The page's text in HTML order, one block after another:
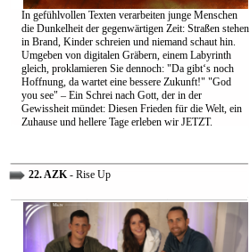
In gefühlvollen Texten verarbeiten junge Menschen
die Dunkelheit der gegenwärtigen Zeit: Straßen stehen
in Brand, Kinder schreien und niemand schaut hin.
Umgeben von digitalen Gräbern, einem Labyrinth
gleich, proklamieren Sie dennoch: "Da gibt‘s noch
Hoffnung, da wartet eine bessere Zukunft!" "God
you see" – Ein Schrei nach Gott, der in der
Gewissheit mündet: Diesen Frieden für die Welt, ein
Zuhause und hellere Tage erleben wir JETZT.
22. AZK- Rise Up